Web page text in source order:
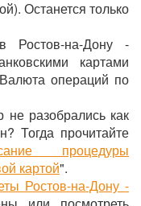
Останется только
Ростов-на-Дону -
картами
операций по
разобрались как
Тогда прочитайте
процедуры
картой".
Ростов-на-Дону -